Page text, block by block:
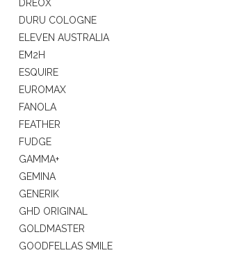
DREOX
DURU COLOGNE
ELEVEN AUSTRALIA
EM2H
ESQUIRE
EUROMAX
FANOLA
FEATHER
FUDGE
GAMMA+
GEMINA
GENERIK
GHD ORIGINAL
GOLDMASTER
GOODFELLAS SMILE